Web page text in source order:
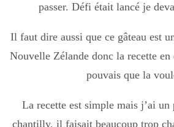
passer. Défi était lancé je
Il faut dire aussi que ce gâteau est
Nouvelle Zélande donc la recette
pouvais que la
La recette est simple mais j’ai un
chantilly, il faisait beaucoup trop